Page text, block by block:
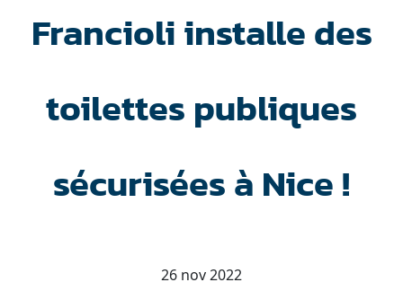
Francioli installe des
toilettes publiques
sécurisées à Nice !
26 nov 2022